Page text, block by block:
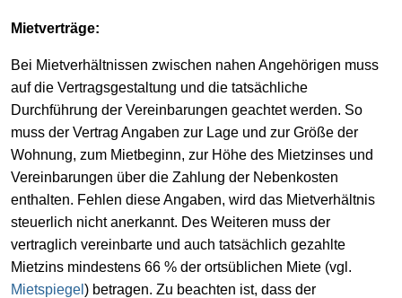
Mietverträge:
Bei Mietverhältnissen zwischen nahen Angehörigen muss
auf die Vertragsgestaltung und die tatsächliche
Durchführung der Vereinbarungen geachtet werden. So
muss der Vertrag Angaben zur Lage und zur Größe der
Wohnung, zum Mietbeginn, zur Höhe des Mietzinses und
Vereinbarungen über die Zahlung der Nebenkosten
enthalten. Fehlen diese Angaben, wird das Mietverhältnis
steuerlich nicht anerkannt. Des Weiteren muss der
vertraglich vereinbarte und auch tatsächlich gezahlte
Mietzins mindestens 66 % der ortsüblichen Miete (vgl.
Mietspiegel ) betragen. Zu beachten ist, dass der